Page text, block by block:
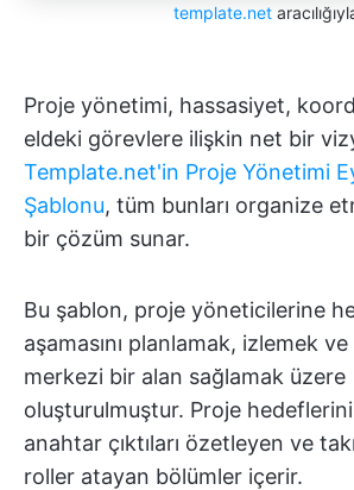
template.net
Proje yönetimi, hassasiyet,
eldeki görevlere ilişkin net bir
Template.net'in Proje Yönetimi
Şablonu, tüm bunları organize
bir çözüm sunar.
Bu şablon, proje yöneticilerine
aşamasını planlamak, izlemek
merkezi bir alan sağlamak üzere
oluşturulmuştur. Proje
anahtar çıktıları özetleyen ve
roller atayan bölümler içerir.